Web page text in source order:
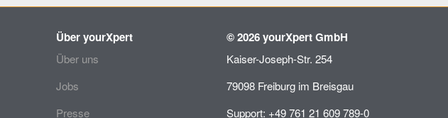
Über yourXpert
Über uns
Jobs
Presse
© 2026 yourXpert GmbH
Kaiser-Joseph-Str. 254
79098 Freiburg im Breisgau
Support: +49 761 21 609 789-0